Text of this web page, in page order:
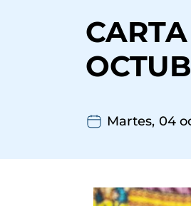
navegación
Martes, 04